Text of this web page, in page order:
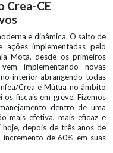
Crea-CE
e dinâmica. O salto de
implementadas pelo
Mota, desde os primeiros
implementando novas
interior abrangendo todas
Crea e Mútua no âmbito
os fiscais em greve. Fizemos
dentro de uma
mais efetiva, mais eficaz e
hoje, depois de três anos de
de 60% em suas